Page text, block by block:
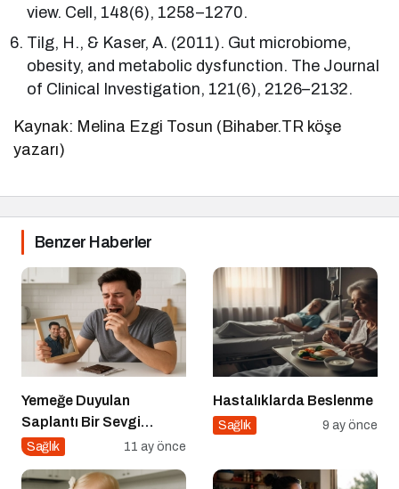
view. Cell, 148(6), 1258–1270.
Tilg, H., & Kaser, A. (2011). Gut microbiome,
obesity, and metabolic dysfunction. The Journal
of Clinical Investigation, 121(6), 2126–2132.
Kaynak: Melina Ezgi Tosun (Bihaber.TR köşe
yazarı)
Benzer Haberler
Yemeğe Duyulan
Saplantı Bir Sevgi
İhtiyacıdır
Sağlık 11 ay önce
Hastalıklarda Beslenme
Sağlık 9 ay önce